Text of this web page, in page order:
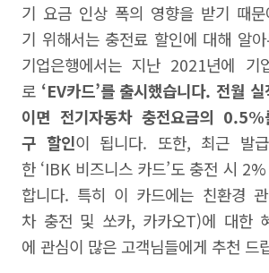
기 요금 인상 폭의 영향을 받기 때
기 위해서는 충전료 할인에 대해 알
기업은행에서는 지난 2021년에 기
로 ‘EV카드’를 출시했습니다. 전월
이면 전기자동차 충전요금의
구 할인이 됩니다. 또한, 최근 발
한 ‘IBK 비즈니스 카드’도 충전 시
합니다. 특히 이 카드에는 친환경
차 충전 및 쏘카, 카카오T)에 대한
에 관심이 많은 고객님들에게 추천 드